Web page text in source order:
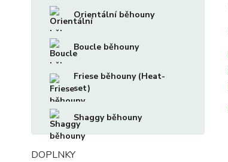
Orientální běhouny
Boucle běhouny
Friese běhouny (Heat-
set)
Shaggy běhouny
DOPLNKY